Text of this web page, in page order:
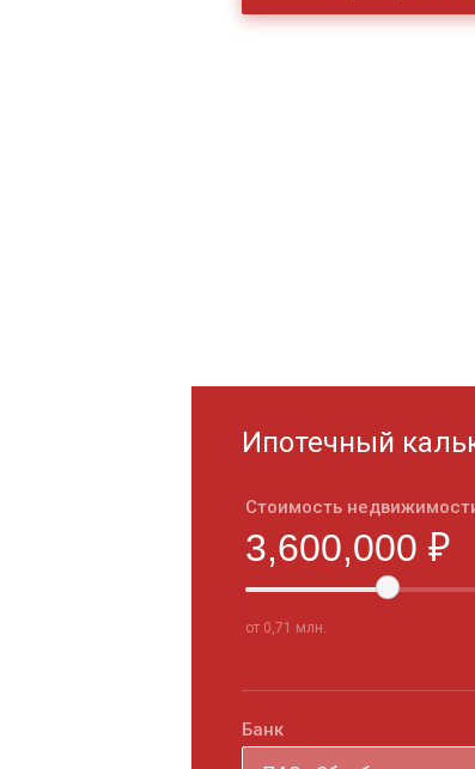
Ипотечный
Стоимость
от 0,71 млн.
Банк